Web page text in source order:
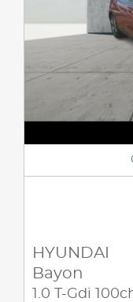
HYUNDAI
Bayon
1.0 T-Gdi